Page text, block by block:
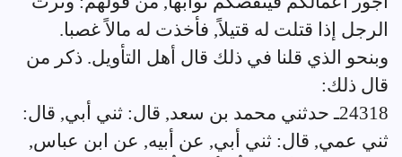
الرجل إذا قتلت له قتيلاً, فأخذت له مالاً غصبا.
وبنحو الذي قلنا في ذلك قال أهل التأويل. ذكر من
قال ذلك:
24318ـ حدثني محمد بن سعد, قال: ثني أبي, قال:
ثني عمي, قال: ثني أبي, عن أبيه, عن ابن عباس,